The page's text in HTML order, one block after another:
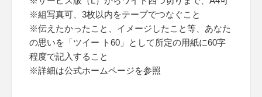
※組写真可、3枚以内をテープでつなぐこと
※伝えたかったこと、イメージしたこと等、あなた
の思いを「ツイー ト60」として所定の用紙に60字
程度で記入すること
※詳細は公式ホームページを参照